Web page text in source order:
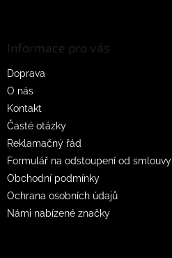
Informace pro vás
Doprava
O nás
Kontakt
Časté otázky
Reklamačný řád
Formulář na odstoupení od smlouvy
Obchodní podmínky
Ochrana osobních údajů
Námi nabízené značky